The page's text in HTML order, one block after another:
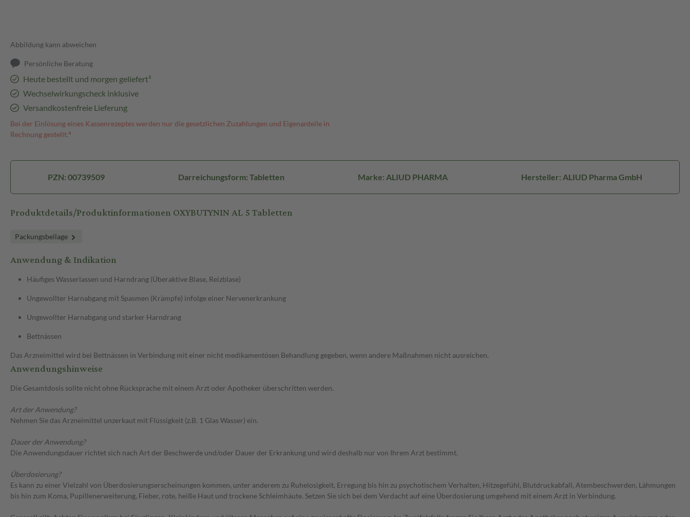
Abbildung kann abweichen
Persönliche Beratung
Heute bestellt und morgen geliefert³
Wechselwirkungscheck inklusive
Versandkostenfreie Lieferung
Bei der Einlösung eines Kassenrezeptes werden nur die gesetzlichen Zuzahlungen und Eigenanteile in
Rechnung gestellt.⁴
PZN: 00739509 Darreichungsform: Tabletten Marke: ALIUD PHARMA Hersteller: ALIUD Pharma GmbH
Produktdetails/Produktinformationen OXYBUTYNIN AL 5 Tabletten
Packungsbeilage
Anwendung & Indikation
Häufiges Wasserlassen und Harndrang (Überaktive Blase, Reizblase)
Ungewollter Harnabgang mit Spasmen (Krämpfe) infolge einer Nervenerkrankung
Ungewollter Harnabgang und starker Harndrang
Bettnässen
Das Arzneimittel wird bei Bettnässen in Verbindung mit einer nicht medikamentösen Behandlung gegeben, wenn andere Maßnahmen nicht ausreichen.
Anwendungshinweise
Die Gesamtdosis sollte nicht ohne Rücksprache mit einem Arzt oder Apotheker überschritten werden.
Art der Anwendung?
Nehmen Sie das Arzneimittel unzerkaut mit Flüssigkeit (z.B. 1 Glas Wasser) ein.
Dauer der Anwendung?
Die Anwendungsdauer richtet sich nach Art der Beschwerde und/oder Dauer der Erkrankung und wird deshalb nur von Ihrem Arzt bestimmt.
Überdosierung?
Es kann zu einer Vielzahl von Überdosierungserscheinungen kommen, unter anderem zu Ruhelosigkeit, Erregung bis hin zu psychotischem Verhalten, Hitzegefühl, Blutdruckabfall, Atembeschwerden, Lähmungen
bis hin zum Koma, Pupillenerweiterung, Fieber, rote, heiße Haut und trockene Schleimhäute. Setzen Sie sich bei dem Verdacht auf eine Überdosierung umgehend mit einem Arzt in Verbindung.